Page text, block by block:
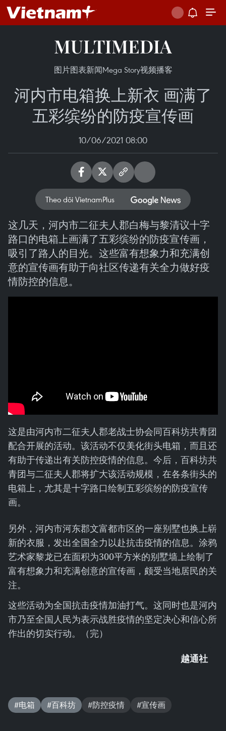
MULTIMEDIA
图片图表新闻Mega Story视频播客
河内市电箱换上新衣 画满了
五彩缤纷的防疫宣传画
10/06/2021 08:00
Theo dõi VietnamPlus
这几天，河内市二征夫人郡白梅与黎清议十字
路口的电箱上画满了五彩缤纷的防疫宣传画，
吸引了路人的目光。这些富有想象力和充满创
意的宣传画有助于向社区传递有关全力做好疫
情防控的信息。
这是由河内市二征夫人郡老战士协会同百科坊共青团
配合开展的活动。该活动不仅美化街头电箱，而且还
有助于传递出有关防控疫情的信息。今后，百科坊共
青团与二征夫人郡将扩大该活动规模，在各条街头的
电箱上，尤其是十字路口绘制五彩缤纷的防疫宣传
画。
另外，河内市河东郡文富都市区的一座别墅也换上崭
新的衣服，发出全国全力以赴抗击疫情的信息。涂鸦
艺术家黎龙已在面积为300平方米的别墅墙上绘制了
富有想象力和充满创意的宣传画，颇受当地居民的关
注。
这些活动为全国抗击疫情加油打气。这同时也是河内
市乃至全国人民为表示战胜疫情的坚定决心和信心所
作出的切实行动。（完）
越通社
#电箱 #百科坊 #防控疫情 #宣传画